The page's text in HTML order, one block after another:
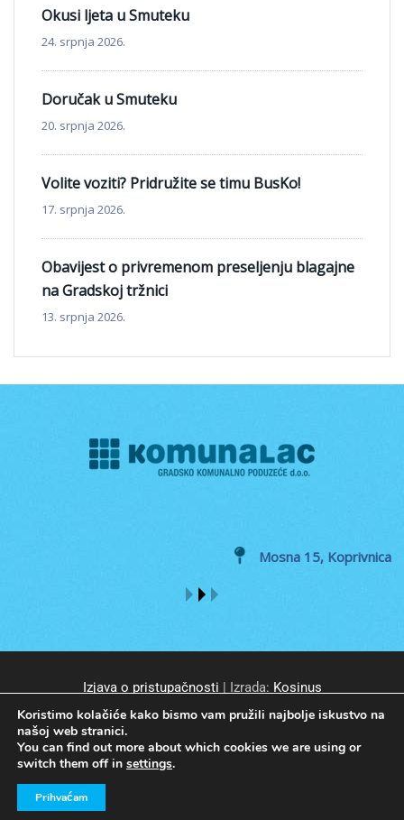
Okusi ljeta u Smuteku
24. srpnja 2026.
Doručak u Smuteku
20. srpnja 2026.
Volite voziti? Pridružite se timu BusKo!
17. srpnja 2026.
Obavijest o privremenom preseljenju blagajne
na Gradskoj tržnici
13. srpnja 2026.
Izjava o pristupačnosti | Izrada: Kosinus
© GKP Komunalac Koprivnica d.o.o. Sva prava pridržana.
Koristimo kolačiće kako bismo vam pružili najbolje iskustvo na
našoj web stranici.
You can find out more about which cookies we are using or
switch them off in settings.
Prihvaćam